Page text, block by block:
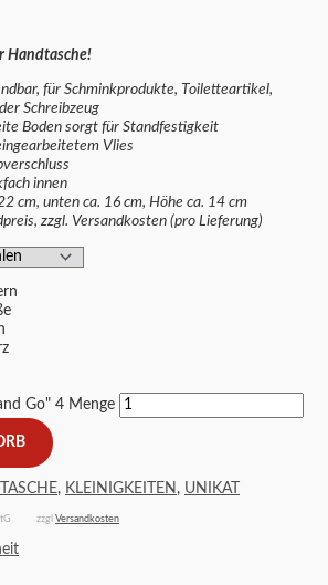
Handtasche!
für Schminkprodukte, Toiletteartikel,
Schreibzeug
Boden sorgt für Standfestigkeit
Vlies
innen
cm, unten ca. 16 cm, Höhe ca. 14 cm
zzgl. Versandkosten (pro Lieferung)
Go" 4 Menge
, KLEINIGKEITEN , UNIKAT
zzgl Versandkosten